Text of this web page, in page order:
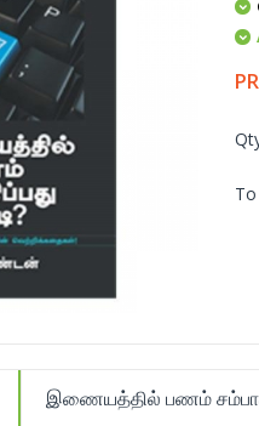
இணையத்தில் பணம்